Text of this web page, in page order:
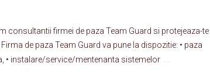
consultantii firmei de paza Team Guard si protejeaza-te
de paza Team Guard va pune la dispozitie: • paza
• instalare/service/mentenanta sistemelor